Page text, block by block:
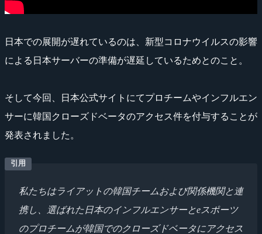
日本での展開が遅れているのは、新型コロナウイルスの影響
による日本サーバーの準備が遅延しているためとのこと。
そして今回、日本公式サイトにてプロチームやインフルエン
サーに韓国クローズドベータのアクセス件を付与することが
発表されました。
私たちはライアットの韓国チームおよび関係機関と連
携し、選ばれた日本のインフルエンサーとeスポーツ
のプロチームが韓国でのクローズドベータにアクセス